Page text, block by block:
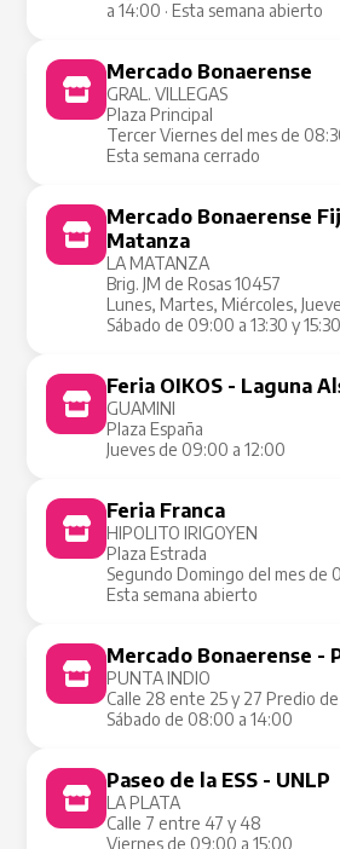
a 14:00 · Esta semana abierto
Mercado Bonaerense
GRAL. VILLEGAS
Plaza Principal
Tercer Viernes del mes de
Esta semana cerrado
Mercado Bonaerense
Matanza
LA MATANZA
Brig. JM de Rosas 10457
Lunes, Martes, Miércoles,
Sábado de 09:00 a 13:30 y
Feria OIKOS - Laguna
GUAMINI
Plaza España
Jueves de 09:00 a 12:00
Feria Franca
HIPOLITO IRIGOYEN
Plaza Estrada
Segundo Domingo del mes de
Esta semana abierto
Mercado Bonaerense -
PUNTA INDIO
Calle 28 ente 25 y 27 Predio de
Sábado de 08:00 a 14:00
Paseo de la ESS - UNLP
LA PLATA
Calle 7 entre 47 y 48
Viernes de 09:00 a 15:00